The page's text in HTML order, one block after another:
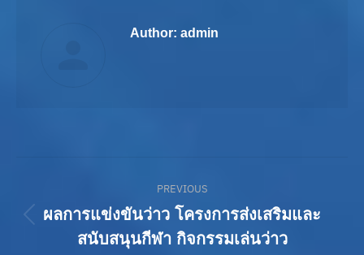
Author: admin
navigation
PREVIOUS
Previous
post:
ผลการแข่งขันว่าว โครงการส่งเสริมและ
สนับสนุนกีฬา กิจกรรมเล่นว่าว